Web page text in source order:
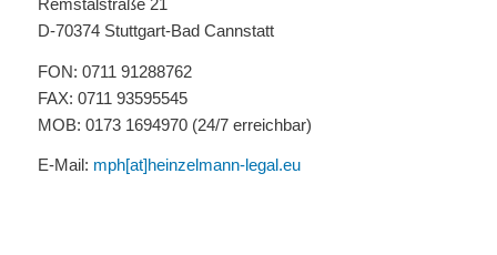
D-70374 Stuttgart-Bad Cannstatt
FON: 0711 91288762
FAX: 0711 93595545
MOB: 0173 1694970 (24/7 erreichbar)
E-Mail: mph[at]heinzelmann-legal.eu